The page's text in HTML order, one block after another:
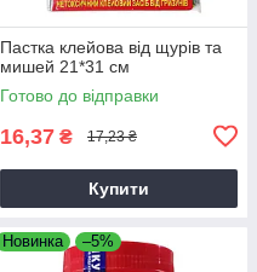
Пастка клейова від щурів та
мишей 21*31 см
Готово до відправки
16,37 ₴ 17,23 ₴
Купити
Новинка –5%